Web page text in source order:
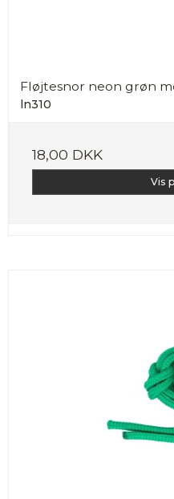
Fløjtesnor neon grøn
ln310
18,00 DKK
Vis